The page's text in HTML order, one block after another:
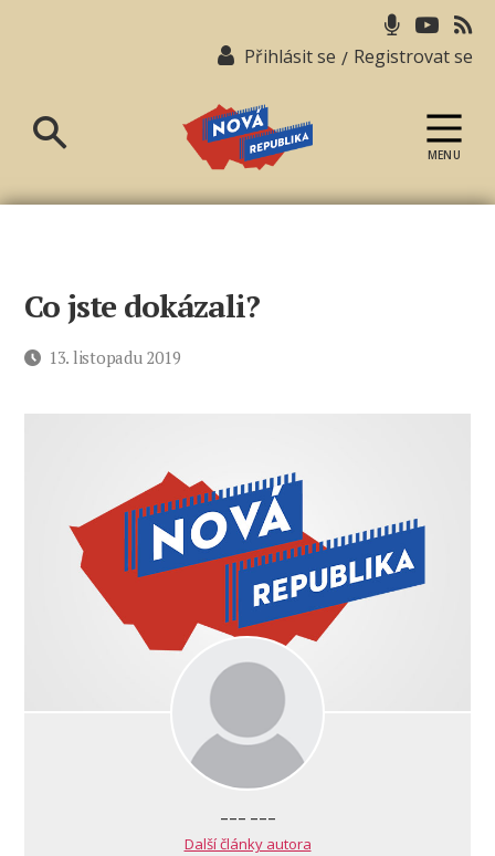
Přihlásit se / Registrovat se
republika
MENU
Co jste dokázali?
Datum13. listopadu 2019
--- ---
Další články autora